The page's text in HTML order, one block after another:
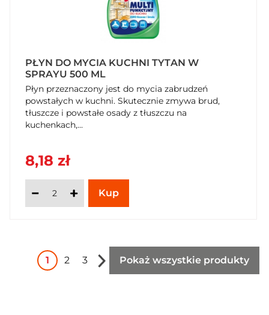
PŁYN DO MYCIA KUCHNI TYTAN W
SPRAYU 500 ML
Płyn przeznaczony jest do mycia zabrudzeń
powstałych w kuchni. Skutecznie zmywa brud,
tłuszcze i powstałe osady z tłuszczu na
kuchenkach,...
8,18 zł
1 2 3 Pokaż wszystkie produkty